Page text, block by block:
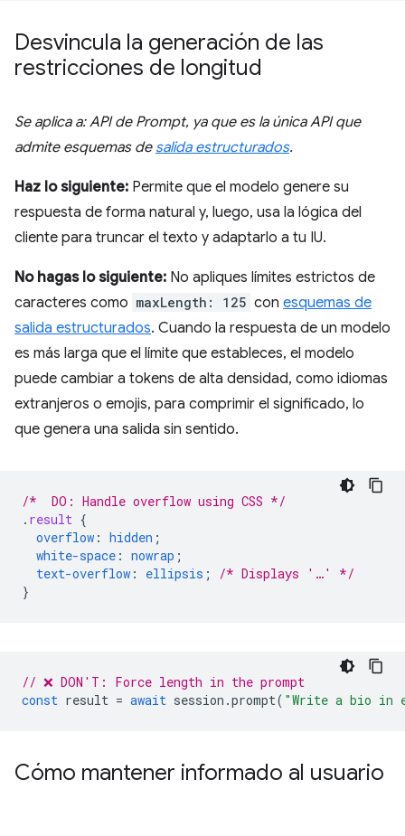
Desvincula la generación de las
restricciones de longitud
Se aplica a: API de Prompt, ya que es la única API que
admite esquemas de salida estructurados.
Haz lo siguiente: Permite que el modelo genere su
respuesta de forma natural y, luego, usa la lógica del
cliente para truncar el texto y adaptarlo a tu IU.
No hagas lo siguiente: No apliques límites estrictos de
caracteres como maxLength: 125 con esquemas de
salida estructurados. Cuando la respuesta de un modelo
es más larga que el límite que estableces, el modelo
puede cambiar a tokens de alta densidad, como idiomas
extranjeros o emojis, para comprimir el significado, lo
que genera una salida sin sentido.
/*  DO: Handle overflow using CSS */
. result {
overflow : hidden ;
white-space : nowrap ;
text-overflow : ellipsis ;
/* Displays '…' */
}
// ❌ DON'T: Force length in the prompt
const result = await session .prompt( "Write a bio in
Cómo mantener informado al usuario